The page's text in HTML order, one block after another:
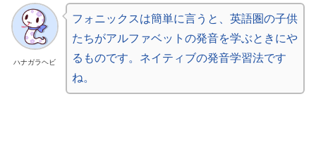
ハナガラヘビ
フォニックスは簡単に言うと、英語圏の子供
たちがアルファベットの発音を学ぶときにや
るものです。ネイティブの発音学習法です
ね。